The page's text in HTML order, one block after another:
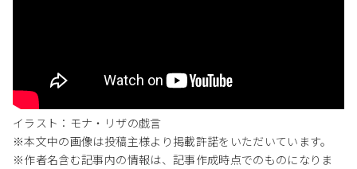
イラスト：モナ・リザの戯言
※本文中の画像は投稿主様より掲載許諾をいただいています。
※作者名含む記事内の情報は、記事作成時点でのものになりま